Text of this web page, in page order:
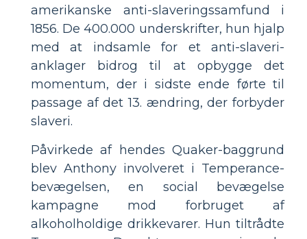
amerikanske anti-slaveringssamfund i
1856. De 400.000 underskrifter, hun hjalp
med at indsamle for et anti-slaveri-
anklager bidrog til at opbygge det
momentum, der i sidste ende førte til
passage af det 13. ændring, der forbyder
slaveri.
Påvirkede af hendes Quaker-baggrund
blev Anthony involveret i Temperance-
bevægelsen, en social bevægelse
kampagne mod forbruget af
alkoholholdige drikkevarer. Hun tiltrådte